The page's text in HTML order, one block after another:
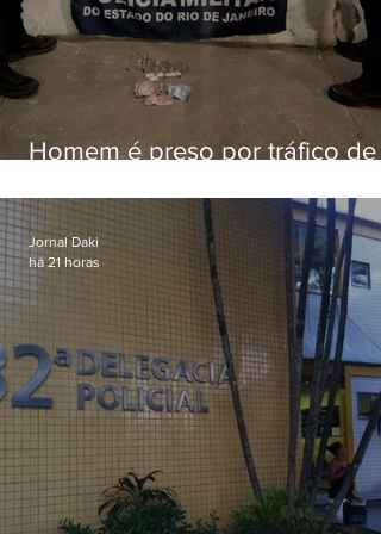
Homem é preso por tráfico de
Jornal Daki
há 21 horas